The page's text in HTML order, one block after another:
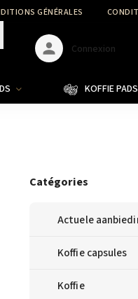
GÉNÉRALES
Connexion
KOFFIE
Catégories
Actuele
Koffie capsules
Koffie